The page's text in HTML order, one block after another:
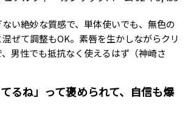
ない絶妙な質感で、単体使いでも、無色の
ぜて調整もOK。素唇を生かしながらクリ
男性でも抵抗なく使えるはず（神崎さ
るね」って褒められて、自信も爆